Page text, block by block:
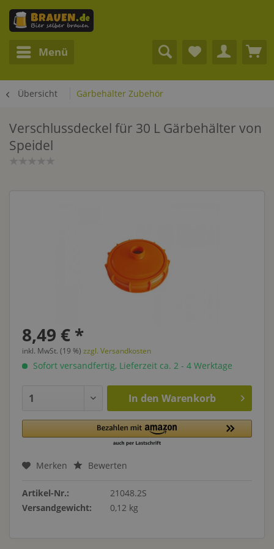
Menü
Übersicht Gärbehälter Zubehör
Verschlussdeckel für 30 L Gärbehälter von
Speidel
8,49 € *
inkl. MwSt. (19 %) zzgl. Versandkosten
Sofort versandfertig, Lieferzeit ca. 2 - 4 Werktage
In den Warenkorb
Merken Bewerten
Artikel-Nr.:
21048.2S
Versandgewicht:
0,12 kg